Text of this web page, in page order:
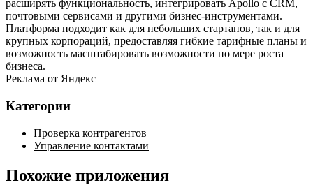
расширять функциональность, интегрировать Apollo с CRM,
почтовыми сервисами и другими бизнес‑инструментами.
Платформа подходит как для небольших стартапов, так и для
крупных корпораций, предоставляя гибкие тарифные планы и
возможность масштабировать возможности по мере роста
бизнеса.
Реклама от Яндекс
Категории
Проверка контрагентов
Управление контактами
Похожие приложения